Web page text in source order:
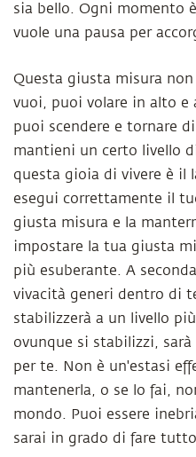
sia bello. Ogni momento
vuole una pausa per
Questa giusta misura
vuoi, puoi volare in alto e
puoi scendere e tornare
mantieni un certo livello
questa gioia di vivere è il
esegui correttamente il
giusta misura e la
impostare la tua giusta
più esuberante. A
vivacità generi dentro di
stabilizzerà a un livello
ovunque si stabilizzi,
per te. Non è un'estasi
mantenerla, o se lo fai,
mondo. Puoi essere
sarai in grado di fare